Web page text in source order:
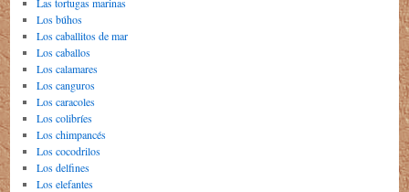
Los búhos
Los caballitos de mar
Los caballos
Los calamares
Los canguros
Los caracoles
Los colibríes
Los chimpancés
Los cocodrilos
Los delfines
Los elefantes